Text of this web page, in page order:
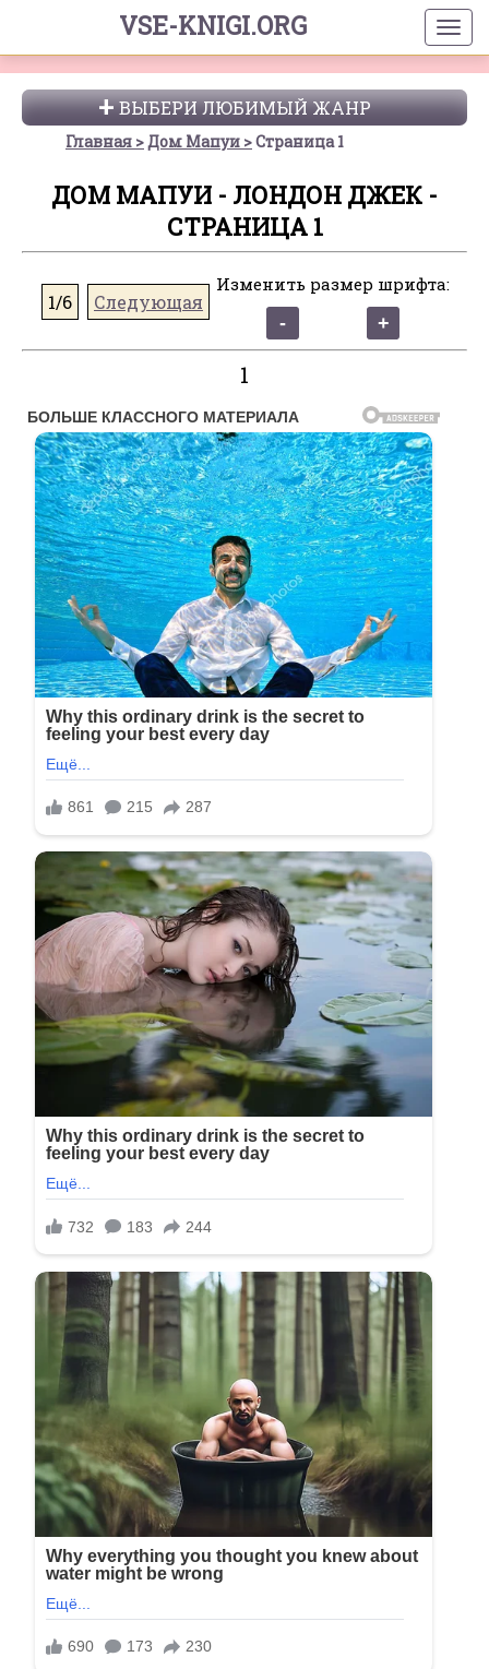
VSE-KNIGI.ORG
ВЫБЕРИ ЛЮБИМЫЙ ЖАНР
Главная Дом Мапуи Страница 1
ДОМ МАПУИ - ЛОНДОН ДЖЕК -
СТРАНИЦА 1
1/6 Следующая
Изменить размер шрифта:
1